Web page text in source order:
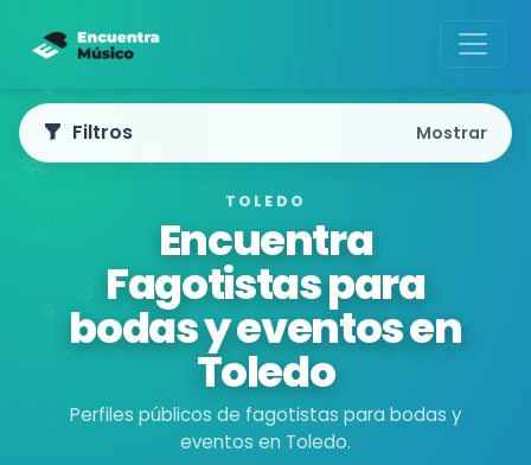
TOLEDO
Encuentra
Fagotistas para
bodas y eventos en
Toledo
Perfiles públicos de fagotistas para bodas y
eventos en Toledo.
Filtros Mostrar